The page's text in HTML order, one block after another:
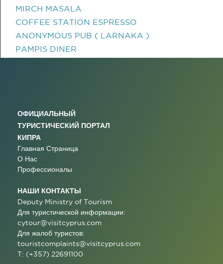
MIRCH MASALA
COFFEE STATION ESPRESSO
ANONYMOUS PUB ( LARNAKA )
PAMPIS DINER
ОФИЦИАЛЬНЫЙ
ТУРИСТИЧЕСКИЙ ПОРТАЛ
КИПРА
Главная Страница
О Нас
Профессионалы
НАШИ КОНТАКТЫ
Deputy Ministry of Tourism
Для туристической информации:
cytour@visitcyprus.com
Для жалоб туристов:
touristcomplaints@visitcyprus.com
T: (+357) 22691100